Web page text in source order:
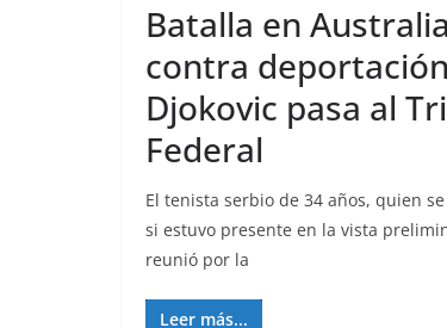
Batalla en Australia
contra
Djokovic pasa al
Federal
El tenista serbio de 34 años, quien
si estuvo presente en la vista
reunió por la
Leer más...